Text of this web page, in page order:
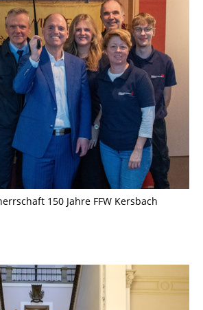
150 Jahre FFW Kersbach